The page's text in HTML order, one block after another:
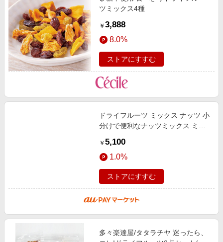
ツミックス4種
￥ 3,888
8.0%
ストアにすすむ
ドライフルーツ ミックス ナッツ 小
分けで便利なナッツミックス ミッ
ンド クコの実 かぼちゃの種 クラ
￥ 5,100
1.0%
ストアにすすむ
多々楽達屋/タタラチヤ 迷ったら、